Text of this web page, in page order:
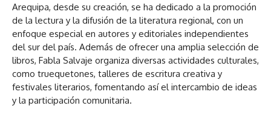
Arequipa, desde su creación, se ha dedicado a la promoción
de la lectura y la difusión de la literatura regional, con un
enfoque especial en autores y editoriales independientes
del sur del país. Además de ofrecer una amplia selección de
libros, Fabla Salvaje organiza diversas actividades culturales,
como truequetones, talleres de escritura creativa y
festivales literarios, fomentando así el intercambio de ideas
y la participación comunitaria.